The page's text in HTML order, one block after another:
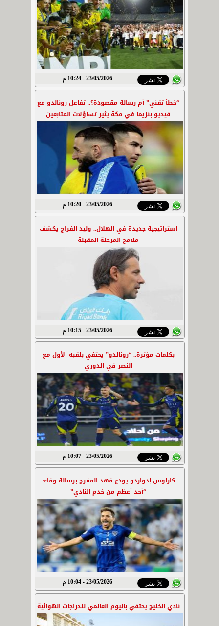
23/05/2026 - 10:24 م
“خطأ تقني” أم رسالة مقصودة؟.. تفاعل رونالدو مع
فيديو بنزيما في مكة يثير تساؤلات المتابعين
23/05/2026 - 10:20 م
استراتيجية جديدة في الهلال.. وليد الفراج يكشف
ملامح المرحلة المقبلة
23/05/2026 - 10:15 م
بكلمات مؤثرة.. “رونالدو” يحتفي بلقبه الأول مع
النصر في الدوري
23/05/2026 - 10:07 م
كارلوس إدواردو يودع فهد المفرج برسالة وفاء:
“أحد أعظم من خدم النادي”
23/05/2026 - 10:04 م
نادي الخليج يحتفي باليوم العالمي للدراجات الهوائية